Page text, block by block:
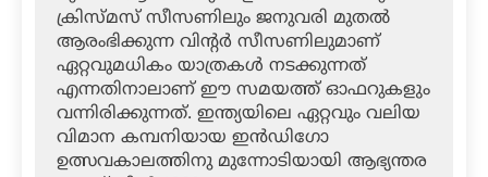
ക്രിസ്മസ് സീസണിലും ജനുവരി മുതല്‍
ആരംഭിക്കുന്ന വിന്റര്‍ സീസണിലുമാണ്
ഏറ്റവുമധികം യാത്രകള്‍ നടക്കുന്നത്
എന്നതിനാലാണ് ഈ സമയത്ത് ഓഫറുകളും
വന്നിരിക്കുന്നത്. ഇന്ത്യയിലെ ഏറ്റവും വലിയ
വിമാന കമ്പനിയായ ഇന്‍ഡിഗോ
ഉത്സവകാലത്തിനു മുന്നോടിയായി ആഭ്യന്തര